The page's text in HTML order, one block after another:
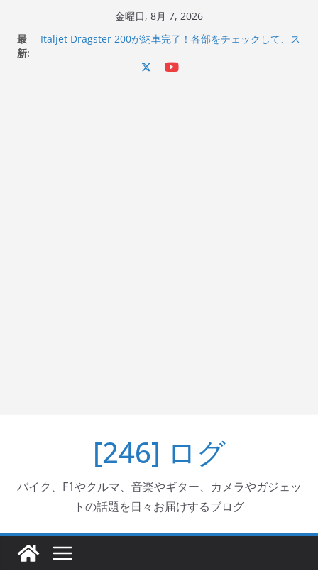
金曜日, 8月 7, 2026
最
新:
Italjet Dragster 200が納車完了！各部をチェックして、ス
[246] ログ
バイク、F1やクルマ、音楽やギター、カメラやガジェッ
トの話題を日々お届けするブログ